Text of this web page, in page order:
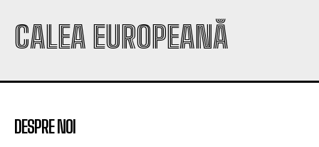
CALEA EUROPEANĂ
DESPRE NOI